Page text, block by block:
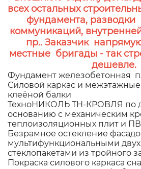
всех остальных
фундамента,
коммуникаций,
пр.. Заказчик
местные бригады - так
дешевле.
Фундамент железобетонная
Силовой каркас и
клеёной балки
ТехноНИКОЛЬ ТН-КРОВЛЯ по
основанию с механическим
теплоизоляционных плит и
Безрамное остекление
мультифункциональными
стеклопакетами из тройного
Покраска силового каркаса